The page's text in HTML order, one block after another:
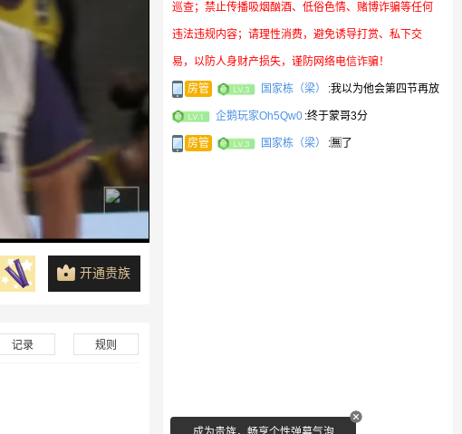
待
开通贵族
记录 规则
爱你伊势尼
解说斯源
巡查；禁止传播吸烟酗酒、低俗色情、赌博诈骗等任何
违法违规内容；请理性消费，避免诱导打赏、私下交
易，以防人身财产损失，谨防网络电信诈骗！
房管 国家栋（梁） :我以为他会第四节再放
企鹅玩家Oh5Qw0 :终于蒙哥3分
房管 国家栋（梁） :🈚了